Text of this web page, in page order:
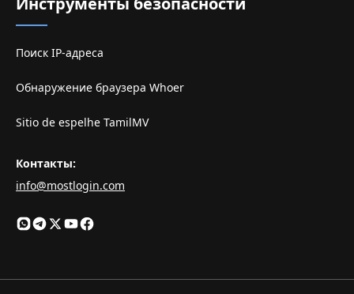
Поиск IP-адреса
Обнаружение браузера Whoer
Sitio de espelhe TamilMV
Контакты:
info@mostlogin.com